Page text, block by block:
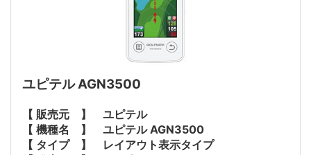
ユピテル AGN3500
【 販売元 】 ユピテル
【 機種名 】 ユピテル AGN3500
【 タイプ 】 レイアウト表示タイプ